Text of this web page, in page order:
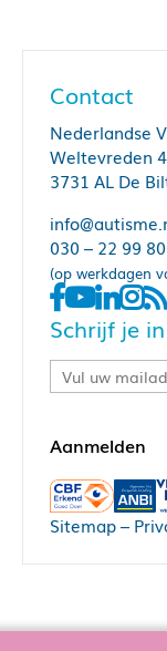
Contact
Nederlandse
Weltevreden
3731 AL De
030 – 22 99
(op werkdagen
Schrijf je
Sitemap–